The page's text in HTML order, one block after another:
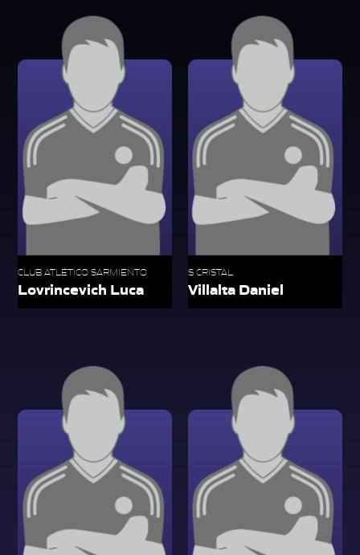
CLUB ATLÉTICO SARMIENTO
Lovrincevich Luca
S CRISTAL
Villalta Daniel